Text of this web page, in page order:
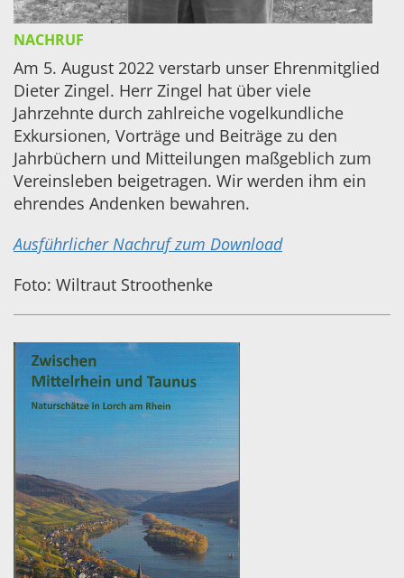
NACHRUF
Am 5. August 2022 verstarb unser Ehrenmitglied
Dieter Zingel. Herr Zingel hat über viele
Jahrzehnte durch zahlreiche vogelkundliche
Exkursionen, Vorträge und Beiträge zu den
Jahrbüchern und Mitteilungen maßgeblich zum
Vereinsleben beigetragen. Wir werden ihm ein
ehrendes Andenken bewahren.
Ausführlicher Nachruf zum Download
Foto: Wiltraut Stroothenke